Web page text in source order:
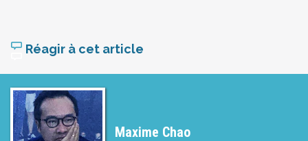
Réagir à cet article
Maxime Chao